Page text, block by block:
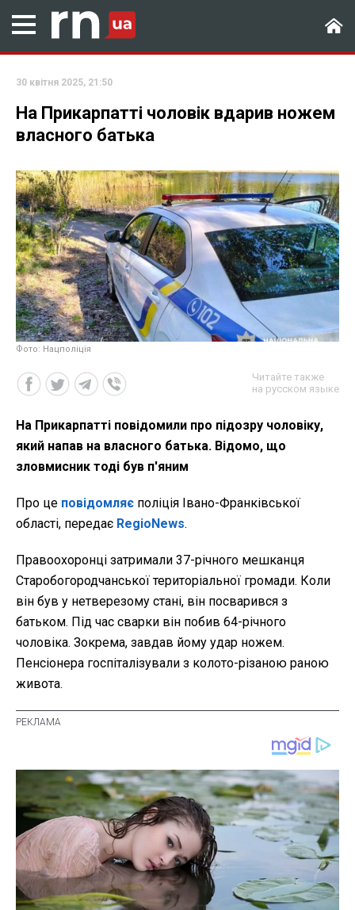
30 квітня 2025, 21:50
На Прикарпатті чоловік вдарив ножем
власного батька
Фото: Нацполіція
Читайте также
на русском языке
На Прикарпатті повідомили про підозру чоловіку,
який напав на власного батька. Відомо, що
зловмисник тоді був п'яним
Про це повідомляє поліція Івано-Франківської
області, передає RegioNews.
Правоохоронці затримали 37-річного мешканця
Старобогородчанської територіальної громади. Коли
він був у нетверезому стані, він посварився з
батьком. Під час сварки він побив 64-річного
чоловіка. Зокрема, завдав йому удар ножем.
Пенсіонера госпіталізували з колото-різаною раною
живота.